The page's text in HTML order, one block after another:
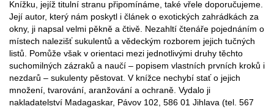
Knížku, jejíž titulní stranu připomínáme, také vřele doporučujeme.
Její autor, který nám poskytl i článek o exotických zahrádkách za
okny, ji napsal velmi pěkně a čtivě. Nezahltí čtenáře pojednáním o
místech nalezišť sukulentů a vědeckým rozborem jejich tučných
listů. Pomůže však v orientaci mezi jednotlivými druhy těchto
suchomilných zázraků a naučí – popisem vlastních prvních kroků i
nezdarů – sukulenty pěstovat. V knížce nechybí stať o jejich
množení, tvarování, aranžování a ochraně. Vydalo ji
nakladatelství Madagaskar, Pávov 102, 586 01 Jihlava (tel. 567